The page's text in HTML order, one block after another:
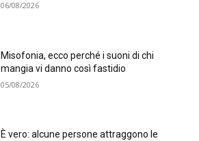
06/08/2026
Misofonia, ecco perché i suoni di chi
mangia vi danno così fastidio
05/08/2026
È vero: alcune persone attraggono le